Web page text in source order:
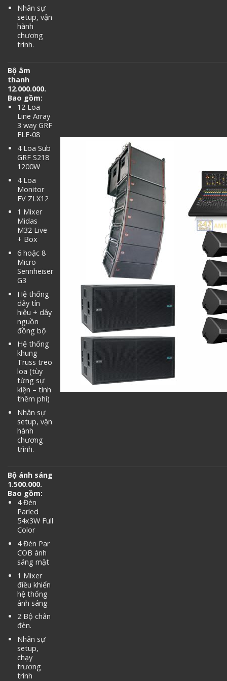
Nhân sự
setup, vận
hành
chương
trình.
Bộ âm
thanh
12.000.000.
Bao gồm:
12 Loa
Line Array
3 way GRF
FLE-08
4 Loa Sub
GRF S218
1200W
4 Loa
Monitor
EV ZLX12
1 Mixer
Midas
M32 Live
+ Box
6 hoặc 8
Micro
Sennheiser
G3
Hệ thống
dây tín
hiệu + dây
nguồn
đồng bộ
Hệ thống
khung
Truss treo
loa (tùy
từng sự
kiện – tính
thêm phí)
Nhân sự
setup, vận
hành
chương
trình.
Bộ ánh sáng
1.500.000.
Bao gồm:
4 Đèn
Parled
54x3W Full
Color
4 Đèn Par
COB ánh
sáng mặt
1 Mixer
điều khiển
hệ thống
ánh sáng
2 Bộ chân
đèn.
Nhân sự
setup,
chạy
trương
trình